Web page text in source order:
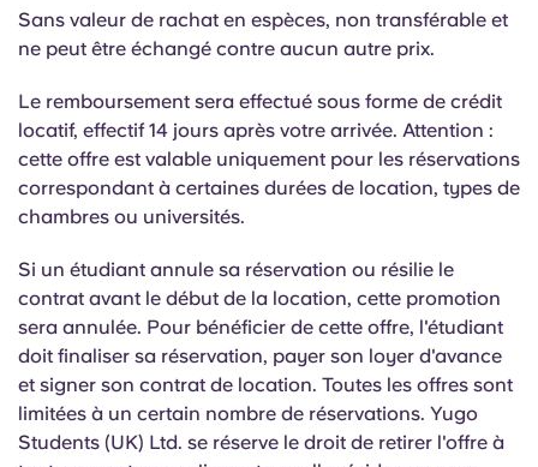
Sans valeur de rachat en espèces, non transférable et
ne peut être échangé contre aucun autre prix.
Le remboursement sera effectué sous forme de crédit
locatif, effectif 14 jours après votre arrivée. Attention :
cette offre est valable uniquement pour les réservations
correspondant à certaines durées de location, types de
chambres ou universités.
Si un étudiant annule sa réservation ou résilie le
contrat avant le début de la location, cette promotion
sera annulée. Pour bénéficier de cette offre, l'étudiant
doit finaliser sa réservation, payer son loyer d'avance
et signer son contrat de location. Toutes les offres sont
limitées à un certain nombre de réservations. Yugo
Students (UK) Ltd. se réserve le droit de retirer l'offre à